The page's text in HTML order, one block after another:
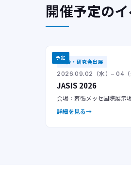
開催予定の
予定
学会・研究会出展
2026.09.02（水）– 04（
JASIS 2026
会場：幕張メッセ国際展示
詳細を見る